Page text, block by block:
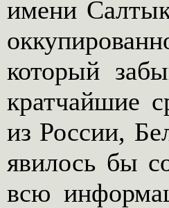
имени
который
кратчайшие
из России,
явилось бы
всю